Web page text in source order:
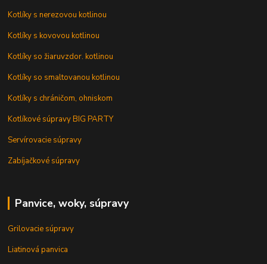
Kotlíky s nerezovou kotlinou
Kotlíky s kovovou kotlinou
Kotlíky so žiaruvzdor. kotlinou
Kotlíky so smaltovanou kotlinou
Kotlíky s chráničom, ohniskom
Kotlíkové súpravy BIG PARTY
Servírovacie súpravy
Zabíjačkové súpravy
Panvice, woky, súpravy
Grilovacie súpravy
Liatinová panvica